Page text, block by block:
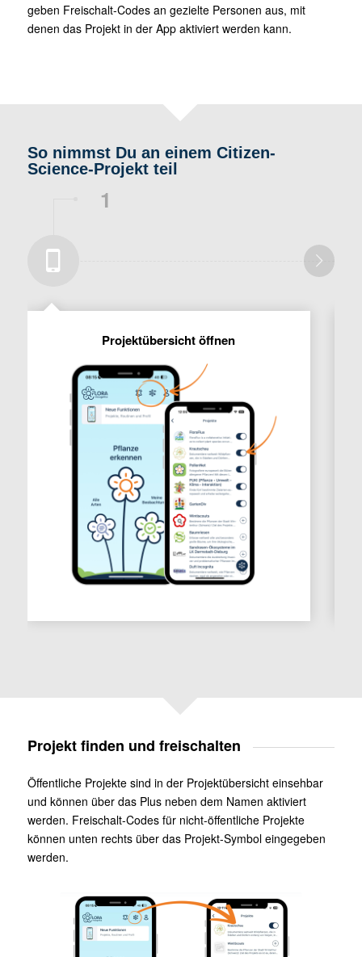
geben Freischalt-Codes an gezielte Personen aus, mit
denen das Projekt in der App aktiviert werden kann.
So nimmst Du an einem Citizen-
Science-Projekt teil
1
Projektübersicht öffnen
Projekt finden und freischalten
Öffentliche Projekte sind in der Projektübersicht einsehbar
und können über das Plus neben dem Namen aktiviert
werden. Freischalt-Codes für nicht-öffentliche Projekte
können unten rechts über das Projekt-Symbol eingegeben
werden.